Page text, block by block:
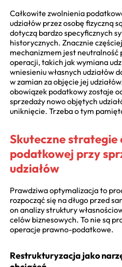
Całkowite zwolnienia
udziałów przez osobę fizyczną
dotyczą bardzo specyficznych
historycznych. Znacznie
mechanizmem jest neutralność
operacji, takich jak wymiana
wniesieniu własnych udziałów
w zamian za objęcie jej
obowiązek podatkowy zostaje
sprzedaży nowo objętych
uniknięcie. Trzeba o tym
Skuteczne
podatkowej przy
udziałów
Prawdziwa optymalizacja to
rozpocząć się na długo przed
on analizy struktury
celów biznesowych. To nie są
operacje prawno-podatkowe.
Restrukturyzacja jako